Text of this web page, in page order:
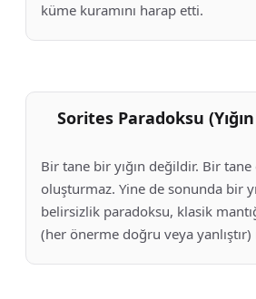
küme kuramını harap etti.
Sorites Paradoksu
Bir tane bir yığın değildir. Bir tane
oluşturmaz. Yine de sonunda bir
belirsizlik paradoksu, klasik
(her önerme doğru veya